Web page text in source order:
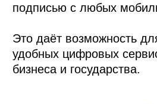
подписью с любых
Это даёт возможность
удобных цифровых
бизнеса и государства.